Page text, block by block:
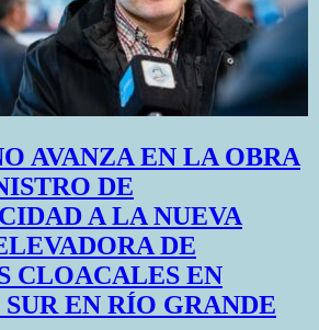
AVANZA EN LA OBRA
DE
A LA NUEVA
DE
CLOACALES EN
EN RÍO GRANDE